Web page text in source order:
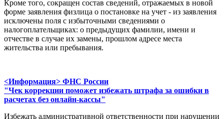
Кроме того, сокращен состав сведений, отражаемых в новой
форме заявления физлица о постановке на учет - из заявления
исключены поля с избыточными сведениями о
налогоплательщиках: о предыдущих фамилии, имени и
отчестве в случае их замены, прошлом адресе места
жительства или пребывания.
<Информация> ФНС России
"Чек коррекции поможет избежать штрафа за ошибки в
расчетах без онлайн-кассы"
Избежать административной ответственности при нарушении